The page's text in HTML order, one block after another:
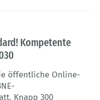
Kompetente
öffentliche Online-
Knapp 300